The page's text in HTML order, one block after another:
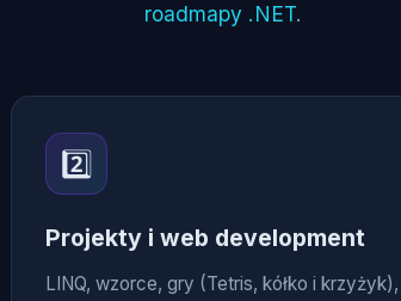
roadmapy .NET.
2️⃣
Projekty i web development
LINQ, wzorce, gry (Tetris, kółko i krzyżyk),